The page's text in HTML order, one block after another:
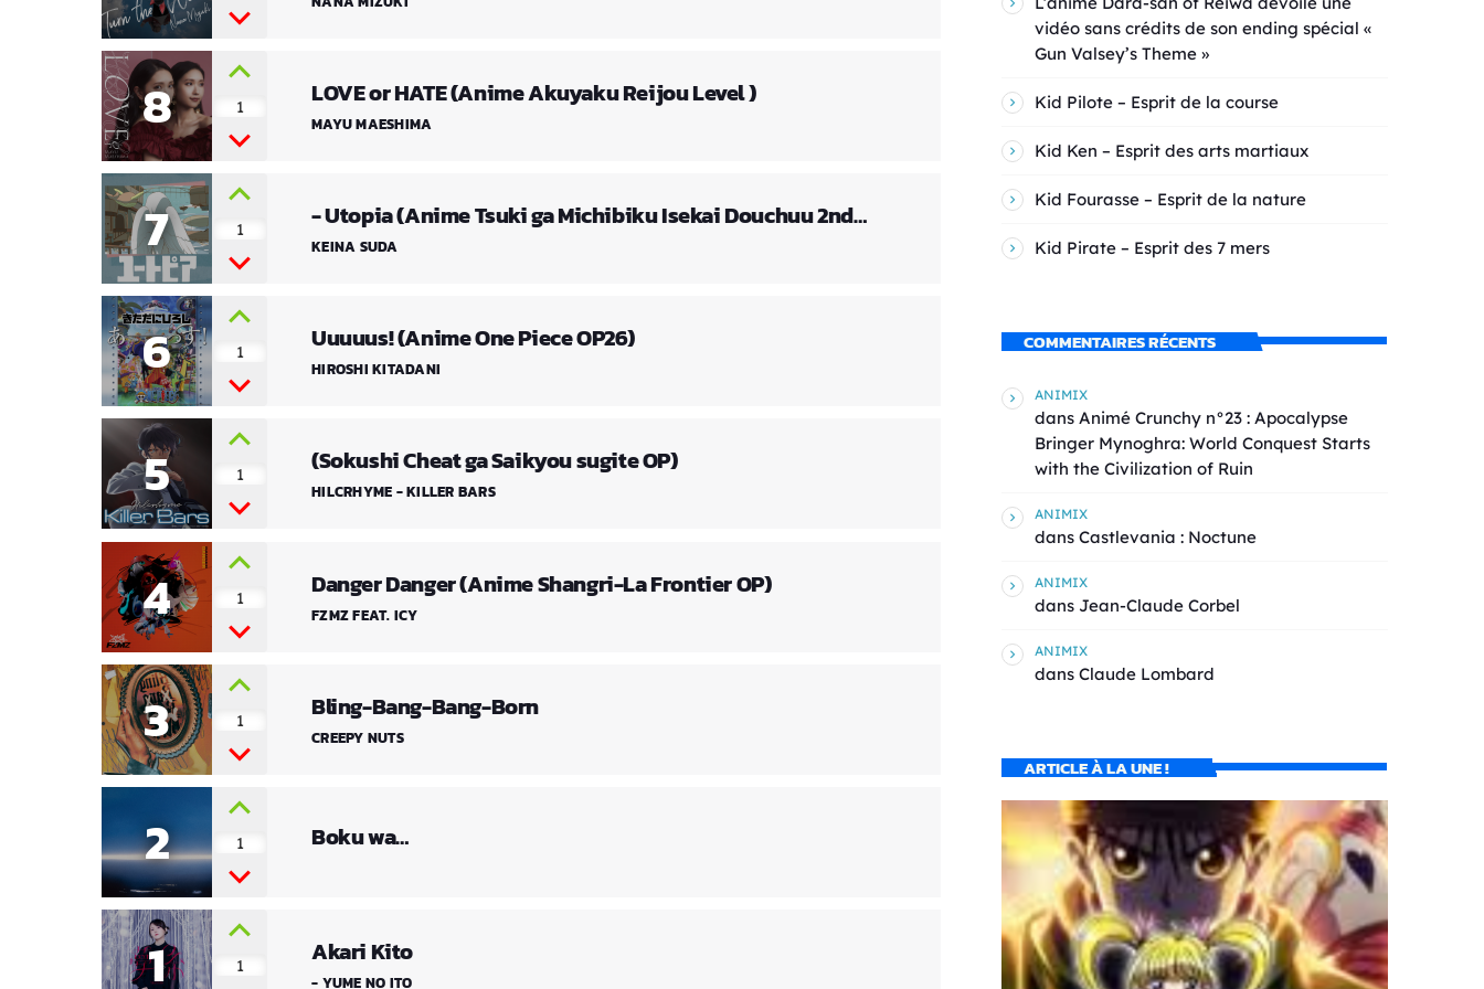
1 1 Akari Kito
- YUME NO ITO
2 1 Boku wa…
3 1 Bling-Bang-Bang-Born
CREEPY NUTS
4 1 Danger Danger (Anime Shangri-La Frontier OP)
FZMZ FEAT. ICY
5 1 (Sokushi Cheat ga Saikyou sugite OP)
HILCRHYME - KILLER BARS
6 1 Uuuuus! (Anime One Piece OP26)
HIROSHI KITADANI
7 1
- Utopia (Anime Tsuki ga Michibiku Isekai Douchuu 2nd
Season)
KEINA SUDA
8 1 LOVE or HATE (Anime Akuyaku Reijou Level )
MAYU MAESHIMA
vidéo sans crédits de son ending spécial «
Gun Valsey’s Theme »
Kid Pilote – Esprit de la course
Kid Ken – Esprit des arts martiaux
Kid Fourasse – Esprit de la nature
Kid Pirate – Esprit des 7 mers
COMMENTAIRES RÉCENTS
ANIMIX
dans Animé Crunchy n°23 : Apocalypse
Bringer Mynoghra: World Conquest Starts
with the Civilization of Ruin
ANIMIX
dans Castlevania : Noctune
ANIMIX
dans Jean-Claude Corbel
ANIMIX
dans Claude Lombard
ARTICLE À LA UNE !